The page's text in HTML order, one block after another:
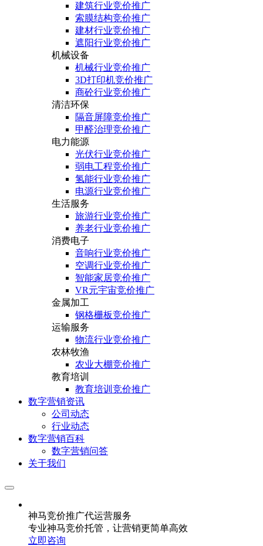
建筑行业竞价推广
索膜结构竞价推广
建材行业竞价推广
遮阳行业竞价推广
机械设备
机械行业竞价推广
3D打印机竞价推广
商砼行业竞价推广
清洁环保
隔音屏障竞价推广
甲醛治理竞价推广
电力能源
光伏行业竞价推广
弱电工程竞价推广
氢能行业竞价推广
电源行业竞价推广
生活服务
旅游行业竞价推广
养老行业竞价推广
消费电子
音响行业竞价推广
空调行业竞价推广
智能家居竞价推广
VR元宇宙竞价推广
金属加工
钢格栅板竞价推广
运输服务
物流行业竞价推广
农林牧渔
农业大棚竞价推广
教育培训
教育培训竞价推广
数字营销资讯
公司动态
行业动态
数字营销百科
数字营销问答
关于我们
神马竞价推广代运营服务
专业神马竞价托管，让营销更简单高效
立即咨询